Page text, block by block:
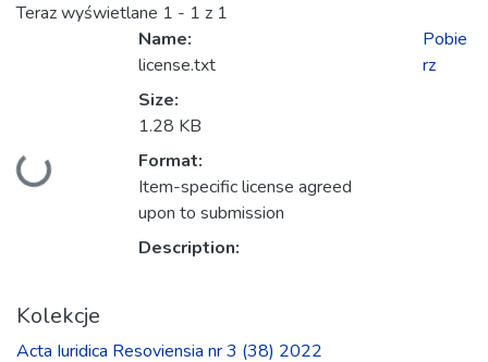
Teraz wyświetlane 1 - 1 z 1
Ładowanie...
Name:
license.txt
Size:
1.28 KB
Format:
Item-specific license agreed
upon to submission
Description:
Pobie
rz
Kolekcje
Acta Iuridica Resoviensia nr 3 (38) 2022